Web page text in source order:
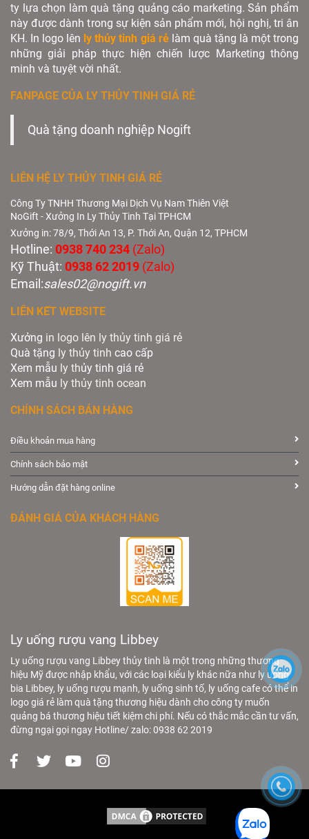
Ly uống rượu vang Libbey
Ly uống rượu vang Libbey thủy tinh là một trong những thương
hiệu Mỹ được nhập khẩu, với các loại kiểu ly khác nữa như ly uống
bia Libbey, ly uống rượu mạnh, ly uống sinh tố, ly uống cafe có thể in
logo giá rẻ làm quà tặng thương hiệu dành cho công ty muốn
quảng bá thương hiệu tiết kiệm chi phí. Nếu có thắc mắc cần tư vấn,
đừng ngại gọi ngay Hotline/ zalo: 0938 62 2019
ty lựa chọn làm quà tặng quảng cáo marketing. Sản phẩm
này được dành trong sự kiện sản phẩm mới, hội nghị, tri ân
KH. In logo lên ly thủy tinh giá rẻlàm quà tặng là một trong
những giải pháp thực hiện chiến lược Marketing thông
minh và tuyệt vời nhất.
FANPAGE CỦA LY THỦY TINH GIÁ RẺ
Quà tặng doanh nghiệp Nogift
LIÊN HỆ LY THỦY TINH GIÁ RẺ
Công Ty TNHH Thương Mại Dịch Vụ Nam Thiên Việt
NoGift - Xưởng In Ly Thủy Tinh Tại TPHCM
Xưởng in: 78/9, Thới An 13, P. Thới An, Quận 12, TPHCM
Hotline: 0938 740 234 (Zalo)
Kỹ Thuật: 0938 62 2019 (Zalo)
Email:sales02@nogift.vn
LIÊN KẾT WEBSITE
Xưởng in logo lên ly thủy tinh giá rẻ
Quà tặng ly thủy tinh cao cấp
Xem mẫu ly thủy tinh giá rẻ
Xem mẫu ly thủy tinh ocean
CHÍNH SÁCH BÁN HÀNG
Điều khoản mua hàng
Chính sách bảo mật
Hướng dẫn đặt hàng online
ĐÁNH GIÁ CỦA KHÁCH HÀNG